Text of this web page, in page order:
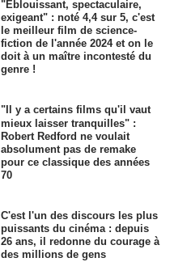
"Eblouissant, spectaculaire,
exigeant" : noté 4,4 sur 5, c'est
le meilleur film de science-
fiction de l'année 2024 et on le
doit à un maître incontesté du
genre !
"Il y a certains films qu'il vaut
mieux laisser tranquilles" :
Robert Redford ne voulait
absolument pas de remake
pour ce classique des années
70
C'est l'un des discours les plus
puissants du cinéma : depuis
26 ans, il redonne du courage à
des millions de gens